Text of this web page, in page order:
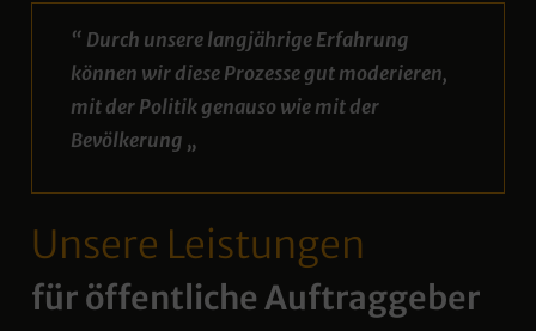
“ Durch unsere langjährige Erfahrung
können wir diese Prozesse gut moderieren,
mit der Politik genauso wie mit der
Bevölkerung „
Unsere Leistungen
für öffentliche Auftraggeber